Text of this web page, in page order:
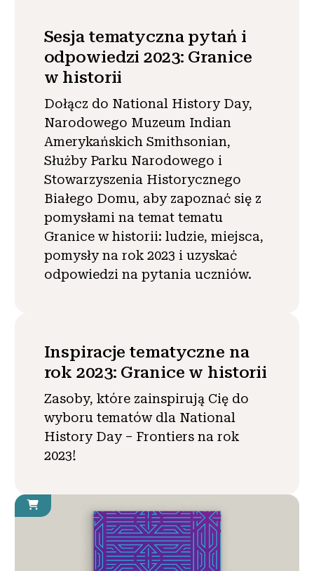
Sesja tematyczna pytań i
odpowiedzi 2023: Granice
w historii
Dołącz do National History Day,
Narodowego Muzeum Indian
Amerykańskich Smithsonian,
Służby Parku Narodowego i
Stowarzyszenia Historycznego
Białego Domu, aby zapoznać się z
pomysłami na temat tematu
Granice w historii: ludzie, miejsca,
pomysły na rok 2023 i uzyskać
odpowiedzi na pytania uczniów.
Inspiracje tematyczne na
rok 2023: Granice w historii
Zasoby, które zainspirują Cię do
wyboru tematów dla National
History Day – Frontiers na rok
2023!